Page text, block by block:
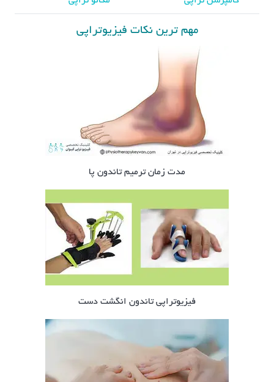
مهم ترین نکات فیزیوتراپی
مدت زمان ترمیم تاندون پا
فیزیوتراپی تاندون انگشت دست